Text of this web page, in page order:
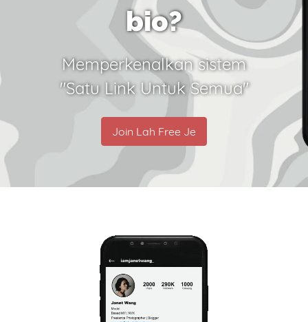
bio?
Memperkenalkan sistem
"Satu Link Untuk Semua"
Join Lah Free Je